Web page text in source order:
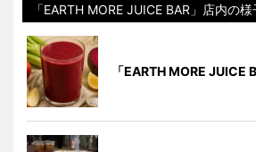
「EARTH MORE JUICE BAR」店内の様
「EARTH MORE JUICE